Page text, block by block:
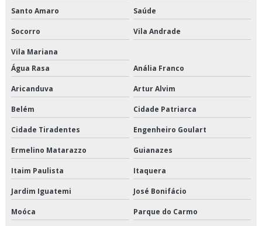
Manutenção de elevadores em sp
Manutenção de elevadores empresas
Manutenção de elevadores industriais
Manutenção de elevadores periodicidade
Manutenção de elevadores preço
Manutenção de elevadores prediais
Manutenção de elevadores rj
Manutenção de elevadores são paulo
Santo Amaro Saúde
Socorro Vila Andrade
Vila Mariana
Água Rasa
Anália Franco
Aricanduva Artur Alvim
Belém Cidade Patriarca
Cidade Tiradentes Engenheiro Goulart
Ermelino Matarazzo Guianazes
Itaim Paulista Itaquera
Jardim Iguatemi José Bonifácio
Moóca Parque do Carmo